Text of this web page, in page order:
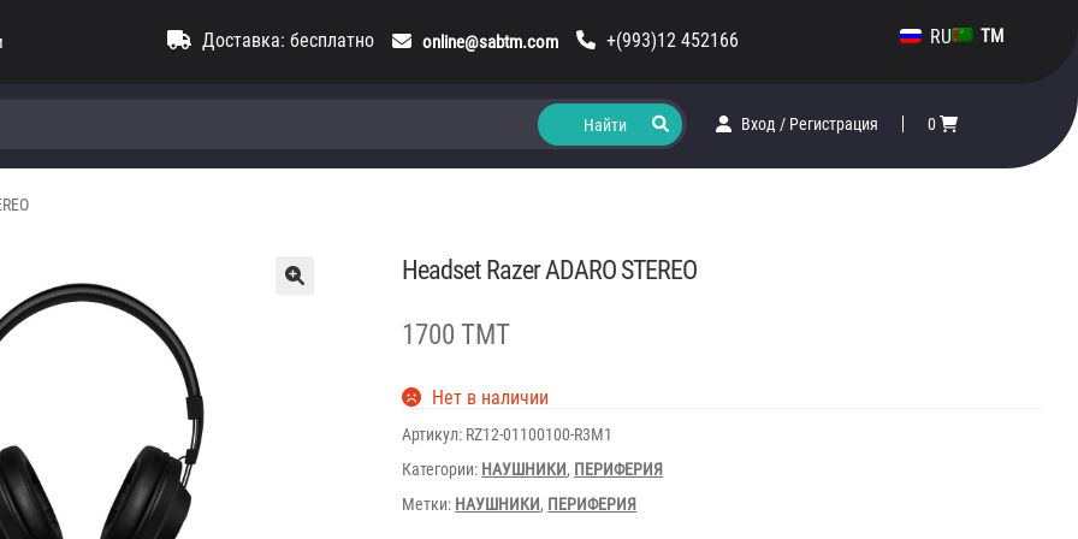
Доставка: бесплатно online@sabtm.com +(993)12 452166 RU TM
Вход / Регистрация 0
Headset Razer ADARO STEREO
1700 TMT
Нет в наличии
Артикул: RZ12-01100100-R3M1
Категории: НАУШНИКИ, ПЕРИФЕРИЯ
Метки: НАУШНИКИ, ПЕРИФЕРИЯ